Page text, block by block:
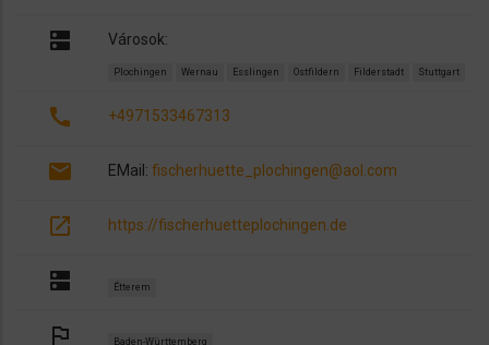
dns Városok:
Plochingen Wernau Esslingen Ostfildern Filderstadt Stuttgart
call +4971533467313
email EMail: fischerhuette_plochingen@aol.com
open_in_new https://fischerhuetteplochingen.de
dns Étterem
outlined_flag Baden-Württemberg